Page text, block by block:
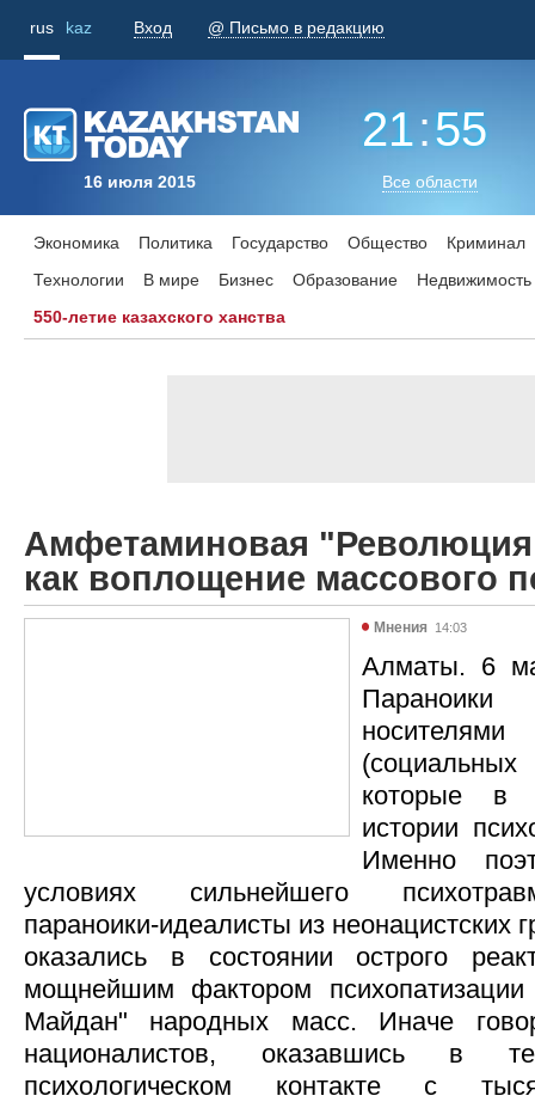
rus kaz Вход @ Письмо в редакцию
16 июля 2015
21:55
Все области
Экономика Политика Государство Общество
Криминал
Технологии
В мире Бизнес Образование
Недвижимость
550-летие казахского ханства
Амфетаминовая "Революция
как воплощение массового
Мнения 14:03
Алматы. 6
Параноики
которые в
истории
Именно
условиях сильнейшего
параноики-идеалисты из неонацистских
оказались в состоянии острого
мощнейшим фактором
Майдан" народных масс. Иначе
националистов, оказавшись в
психологическом контакте с